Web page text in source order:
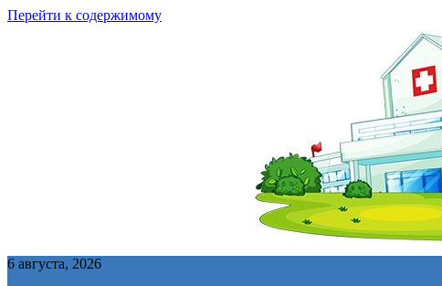
Перейти к содержимому
6 августа, 2026